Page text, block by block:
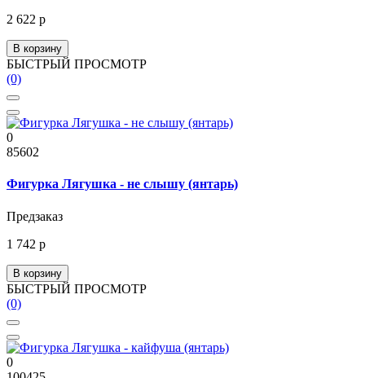
2 622 р
В корзину
БЫСТРЫЙ ПРОСМОТР
(0)
0
85602
Фигурка Лягушка - не слышу (янтарь)
Предзаказ
1 742 р
В корзину
БЫСТРЫЙ ПРОСМОТР
(0)
0